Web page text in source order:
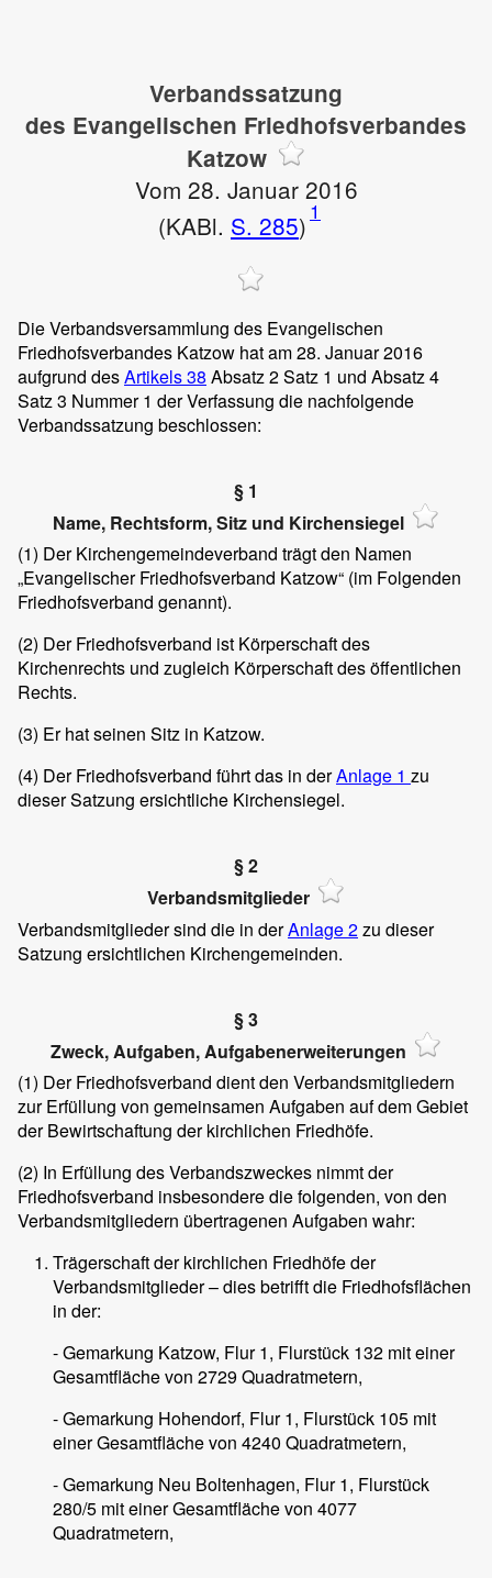
Verbandssatzung
des Evangelischen Friedhofsverbandes
Katzow
Vom 28. Januar 2016
(KABl. S. 285) 1
Die Verbandsversammlung des Evangelischen
Friedhofsverbandes Katzow hat am 28. Januar 2016
aufgrund desArtikels 38 Absatz 2 Satz 1 und Absatz 4
Satz 3 Nummer 1 der Verfassung die nachfolgende
Verbandssatzung beschlossen:
§ 1
Name, Rechtsform, Sitz und Kirchensiegel
(1) Der Kirchengemeindeverband trägt den Namen
„Evangelischer Friedhofsverband Katzow“ (im Folgenden
Friedhofsverband genannt).
(2) Der Friedhofsverband ist Körperschaft des
Kirchenrechts und zugleich Körperschaft des öffentlichen
Rechts.
(3) Er hat seinen Sitz in Katzow.
(4) Der Friedhofsverband führt das in derAnlage 1 zu
dieser Satzung ersichtliche Kirchensiegel.
§ 2
Verbandsmitglieder
Verbandsmitglieder sind die in derAnlage 2zu dieser
Satzung ersichtlichen Kirchengemeinden.
§ 3
Zweck, Aufgaben, Aufgabenerweiterungen
(1) Der Friedhofsverband dient den Verbandsmitgliedern
zur Erfüllung von gemeinsamen Aufgaben auf dem Gebiet
der Bewirtschaftung der kirchlichen Friedhöfe.
(2) In Erfüllung des Verbandszweckes nimmt der
Friedhofsverband insbesondere die folgenden, von den
Verbandsmitgliedern übertragenen Aufgaben wahr:
Trägerschaft der kirchlichen Friedhöfe der
Verbandsmitglieder – dies betrifft die Friedhofsflächen
in der:
- Gemarkung Katzow, Flur 1, Flurstück 132 mit einer
Gesamtfläche von 2729 Quadratmetern,
- Gemarkung Hohendorf, Flur 1, Flurstück 105 mit
einer Gesamtfläche von 4240 Quadratmetern,
- Gemarkung Neu Boltenhagen, Flur 1, Flurstück
280/5 mit einer Gesamtfläche von 4077
Quadratmetern,